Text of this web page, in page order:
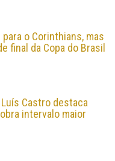
o Corinthians, mas
final da Copa do Brasil
Castro destaca
intervalo maior